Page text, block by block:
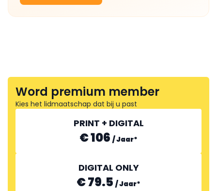
Word premium member
Kies het lidmaatschap dat bij u past
PRINT + DIGITAL
€ 106 /Jaar*
DIGITAL ONLY
€ 79.5 /Jaar*